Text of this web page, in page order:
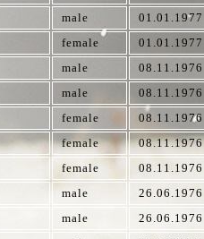
male 01.01.1977
female 01.01.1977
male 08.11.1976
male 08.11.1976
female 08.11.1976
female 08.11.1976
female 08.11.1976
male 26.06.1976
male 26.06.1976